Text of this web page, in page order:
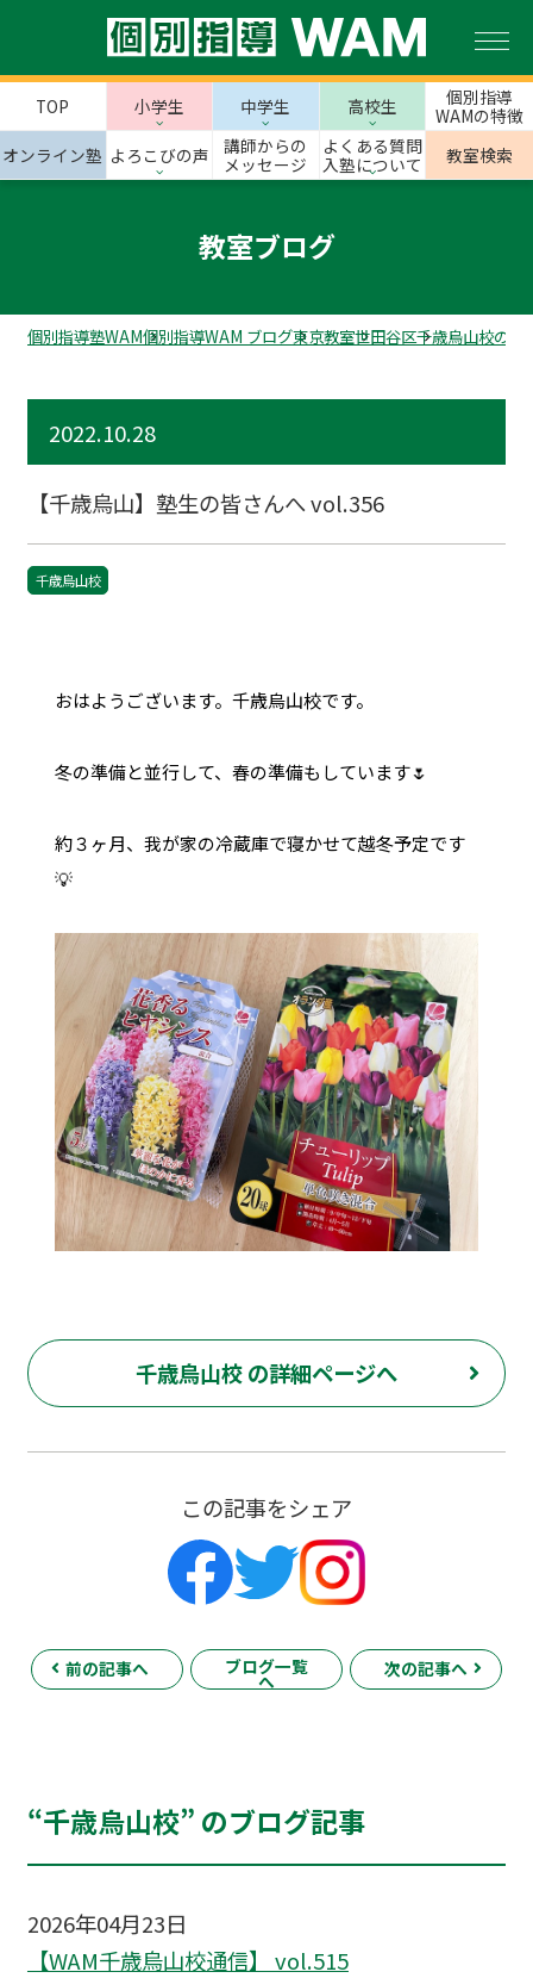
TOP 小学生 中学生 高校生
個別指導
WAMの特徴
オンライン塾 よろこびの声
講師からの
メッセージ
よくある質問
入塾について
教室検索
教室ブログ
個別指導塾WAM個別指導WAM ブログ東京教室世田谷区千歳烏山校のス
2022.10.28
【千歳烏山】塾生の皆さんへ vol.356
千歳烏山校
おはようございます。千歳烏山校です。
冬の準備と並行して、春の準備もしています🌷
約３ヶ月、我が家の冷蔵庫で寝かせて越冬予定です
💡
千歳烏山校 の詳細ページへ
この記事をシェア
前の記事へ ブログ一覧
へ
次の記事へ
“千歳烏山校” のブログ記事
2026年04月23日
【WAM千歳烏山校通信】 vol.515